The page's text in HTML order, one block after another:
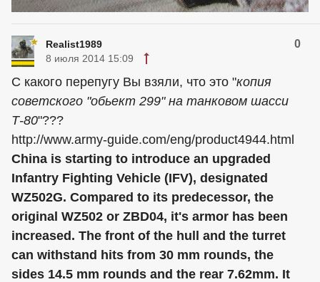
Realist1989 0
8 июля 2014 15:09
С какого перепугу Вы взяли, что это "копия
советского "обьект 299" на танковом шасси
Т-80"???
http://www.army-guide.com/eng/product4944.html
China is starting to introduce an upgraded
Infantry Fighting Vehicle (IFV), designated
WZ502G. Compared to its predecessor, the
original WZ502 or ZBD04, it's armor has been
increased. The front of the hull and the turret
can withstand hits from 30 mm rounds, the
sides 14.5 mm rounds and the rear 7.62mm. It